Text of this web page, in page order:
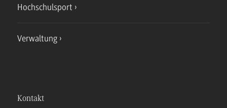
Hochschulsport
Verwaltung
Kontakt